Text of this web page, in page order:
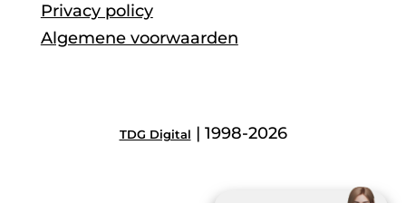
Privacy policy
Algemene voorwaarden
TDG Digital | 1998-2026